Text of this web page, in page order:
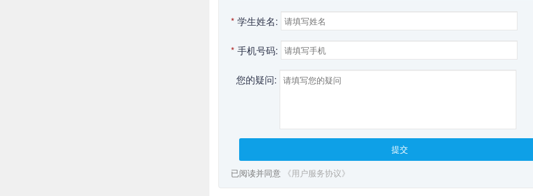
* 学生姓名:
* 手机号码:
您的疑问:
提交
已阅读并同意 《用户服务协议》